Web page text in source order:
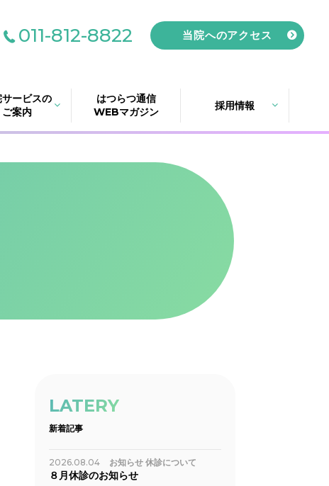
011-812-8822 当院へのアクセス
ービスの
ご案内
はつらつ通信
WEBマガジン
採用情報
LATERY
新着記事
2026.08.04 お知らせ 休診について
８月休診のお知らせ